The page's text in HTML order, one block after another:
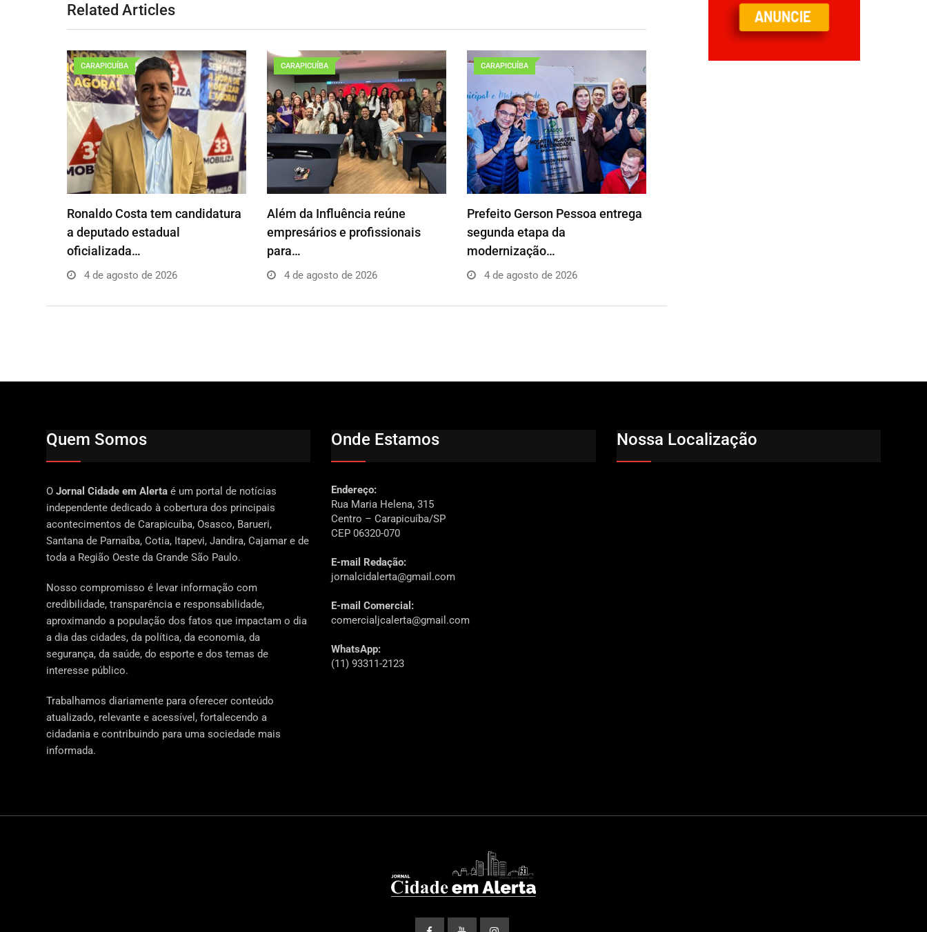
Related Articles
CARAPICUÍBA
Ronaldo Costa tem candidatura
a deputado estadual
oficializada…
4 de agosto de 2026
CARAPICUÍBA
Além da Influência reúne
empresários e profissionais
para…
4 de agosto de 2026
CARAPICUÍBA
Prefeito Gerson Pessoa entrega
segunda etapa da
modernização…
4 de agosto de 2026
Quem Somos
O Jornal Cidade em Alerta é um portal de notícias
independente dedicado à cobertura dos principais
acontecimentos de Carapicuíba, Osasco, Barueri,
Santana de Parnaíba, Cotia, Itapevi, Jandira, Cajamar e de
toda a Região Oeste da Grande São Paulo.
Nosso compromisso é levar informação com
credibilidade, transparência e responsabilidade,
aproximando a população dos fatos que impactam o dia
a dia das cidades, da política, da economia, da
segurança, da saúde, do esporte e dos temas de
interesse público.
Trabalhamos diariamente para oferecer conteúdo
atualizado, relevante e acessível, fortalecendo a
cidadania e contribuindo para uma sociedade mais
informada.
Onde Estamos
Endereço:
Rua Maria Helena, 315
Centro – Carapicuíba/SP
CEP 06320-070
E-mail Redação:
jornalcidalerta@gmail.com
E-mail Comercial:
comercialjcalerta@gmail.com
WhatsApp:
(11) 93311-2123
Nossa Localização